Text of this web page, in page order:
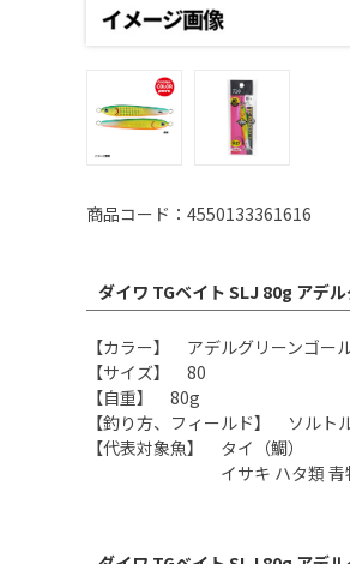
商品コード：4550133361616
ダイワ TGベイト SLJ 80g アデ
【カラー】 アデルグリーンゴー
【サイズ】 80
【自重】 80g
【釣り方、フィールド】 ソルト
【代表対象魚】 タイ（鯛）
イサキ ハタ類 青